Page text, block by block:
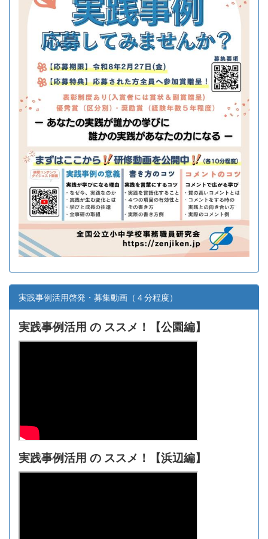
実践事例活用啓発・募集動画（４分程度）
実践事例活用 の ススメ！【公園編】
実践事例活用 の ススメ！【浜辺編】